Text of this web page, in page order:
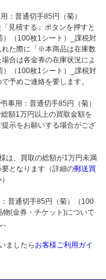
：普通切手85円（菊）
見積する」ボタンを押すと
）（100枚1シート）_課税対
れた際に「※本商品は在庫数
合は各金券の在庫状況によ
）（100枚1シート）_課税対
予めご連絡を要します。
事用：普通切手85円（菊）
額1万円以上の買取金額を
示をお願いする場合がござ
は、買取の総額が1万円未満
となります（詳細の郵送買
普通切手85円（菊）（100
(金券・チケット)について
ましたら お客様ご利用ガイ